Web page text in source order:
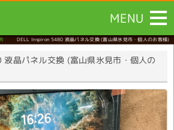
MENU
DELL Inspiron 5480 液晶パネル交換(富山県氷見市・個人のお客様)
晶パネル交換 (富山県氷見市・個人の